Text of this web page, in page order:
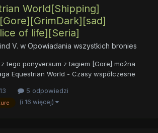
World[Shipping]
of life][Seria]
V. w Opowiadania wszystkich bronies
tego ponyversum z tagiem [Gore] można
Equestrian World - Czasy współczesne
1) Prawdziwe imię(Rok 1000 EA)[Z]
Opis: Ponyville,...
5 odpowiedzi
(i 16 więcej)